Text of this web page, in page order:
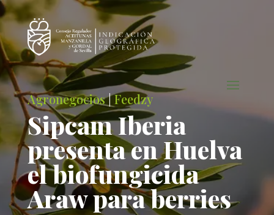
Agronegocios|Feedzy
Sipcam Iberia
presenta en Huelva
el biofungicida
Araw para berries